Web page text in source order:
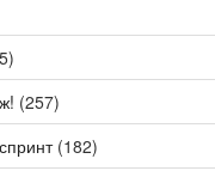
(257)
(182)